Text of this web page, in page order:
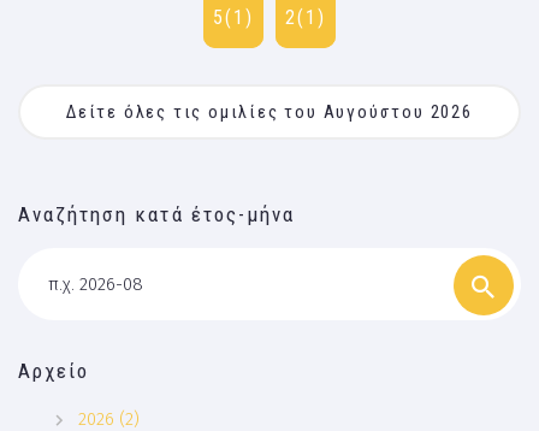
5(1) 2(1)
Δείτε όλες τις ομιλίες του Αυγούστου 2026
Αναζήτηση κατά έτος-μήνα
π.χ. 2026-08
Αρχείο
2026 (2)